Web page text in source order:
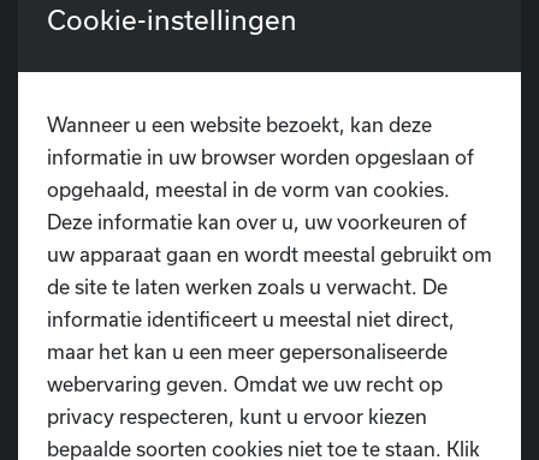
Bij optredens en toonmomenten merken we vaak hoe
4. 👯Sociale vaardigheden en
verbondenheid
Dansles is een groepsactiviteit, en dat maakt het extra
waardevol. Je kind leert:
Rekening houden met anderen in beweging en
ruimte
Cookie-instellingen
Wanneer u een website bezoekt, kan deze
informatie in uw browser worden opgeslaan of
opgehaald, meestal in de vorm van cookies.
Deze informatie kan over u, uw voorkeuren of
uw apparaat gaan en wordt meestal gebruikt om
de site te laten werken zoals u verwacht. De
informatie identificeert u meestal niet direct,
maar het kan u een meer gepersonaliseerde
webervaring geven. Omdat we uw recht op
privacy respecteren, kunt u ervoor kiezen
bepaalde soorten cookies niet toe te staan. Klik